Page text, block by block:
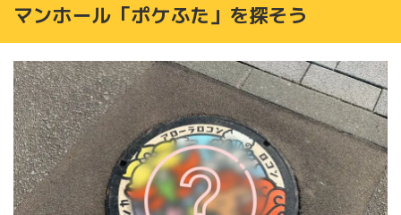
マンホール「ポケふた」を探そう